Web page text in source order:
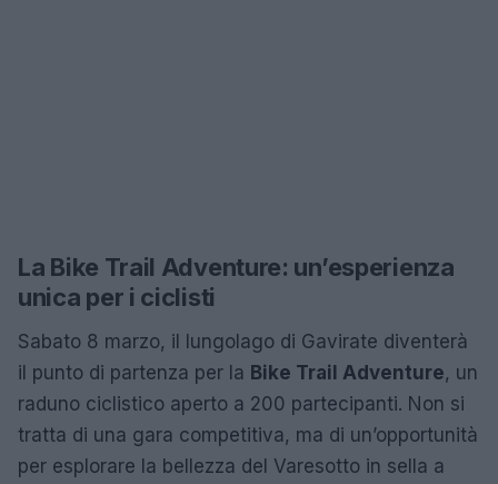
La Bike Trail Adventure: un’esperienza
unica per i ciclisti
Sabato 8 marzo, il lungolago di Gavirate diventerà
il punto di partenza per la Bike Trail Adventure, un
raduno ciclistico aperto a 200 partecipanti. Non si
tratta di una gara competitiva, ma di un’opportunità
per esplorare la bellezza del Varesotto in sella a